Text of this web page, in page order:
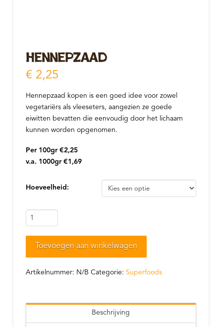
Hennepzaad
€2,25
Hennepzaad kopen is een goed idee voor zowel
vegetariërs als vleeseters, aangezien ze goede
eiwitten bevatten die eenvoudig door het lichaam
kunnen worden opgenomen.
Per 100gr €2,25
v.a. 1000gr €1,69
Hoeveelheid:
Hennepzaad
aantal
Toevoegen aan winkelwagen
Artikelnummer: N/B Categorie: Superfoods
Beschrijving